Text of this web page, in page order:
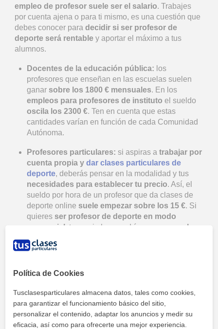
empleo de profesor suele ser el salario. Trabajes
por cuenta ajena o para ti mismo, es una cuestión que
debes conocer para decidir si ser profesor de
deporte será rentable y aportar el máximo a tus
alumnos.
Docentes de la educación pública: los
profesores que enseñan en las escuelas suelen
ganar sobre los 1800 € mensuales. En los
empleos para profesores de institutoel sueldo
oscila los 2300 €. Ten en cuenta que estas
cantidades varían en función de cada Comunidad
Autónoma.
Profesores particulares:si aspiras atrabajar por
cuenta propia ydar clases particulares de
deporte, deberás pensar en la modalidad y tus
necesidades para establecer tu precio. Así, el
sueldo por hora de un profesor que da clases de
deporte online suele empezar sobre los 15 €. Si
quieres ser profesor de deporte en modo
presencial, tu precio hora podría
empezar en los
20 €
puedes cobrar un
Entrenadores en centros deportivos:
decantas por esta vertiente profesional lo más
probable es que
dependas del centro que te
contrate
. En este respecto, los sueldos de
entrenadores en centros deportivos
suelen
situarse en los 15 000 € brutos por año
Política de Cookies
Tusclasesparticulares almacena datos, tales como cookies,
para garantizar el funcionamiento básico del sitio,
personalizar el contenido, adaptar los anuncios y medir su
eficacia, así como para ofrecerte una mejor experiencia.